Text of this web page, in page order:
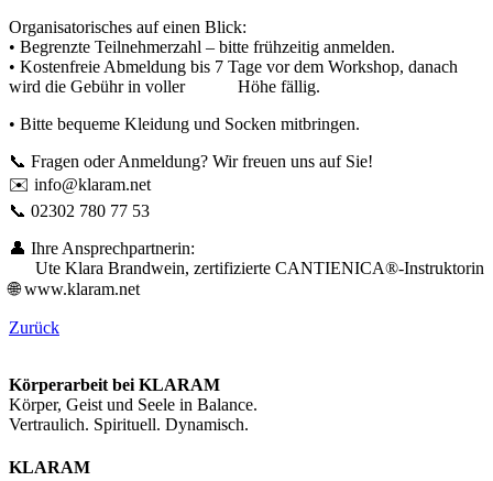
Organisatorisches auf einen Blick:
• Begrenzte Teilnehmerzahl – bitte frühzeitig anmelden.
• Kostenfreie Abmeldung bis 7 Tage vor dem Workshop, danach
wird die Gebühr in voller Höhe fällig.
• Bitte bequeme Kleidung und Socken mitbringen.
📞 Fragen oder Anmeldung? Wir freuen uns auf Sie!
✉️ info@klaram.net
📞 02302 780 77 53
👤 Ihre Ansprechpartnerin:
Ute Klara Brandwein, zertifizierte CANTIENICA®-Instruktorin
🌐 www.klaram.net
Zurück
Körperarbeit bei KLARAM
Körper, Geist und Seele in Balance.
Vertraulich. Spirituell. Dynamisch.
KLARAM